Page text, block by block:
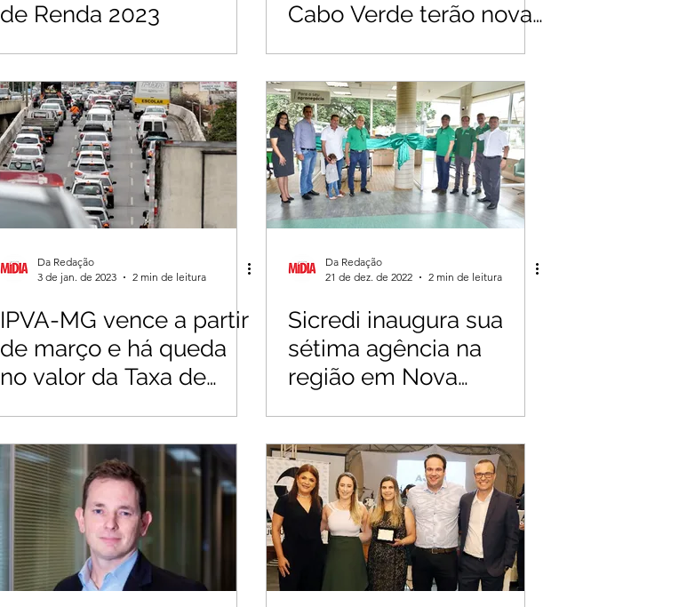
de Renda 2023
Cabo Verde terão novas
Da Redação
3 de jan. de 2023
2 min de leitura
IPVA-MG vence a partir
de março e há queda
no valor da Taxa de
Da Redação
21 de dez. de 2022
2 min de leitura
Sicredi inaugura sua
sétima agência na
região em Nova